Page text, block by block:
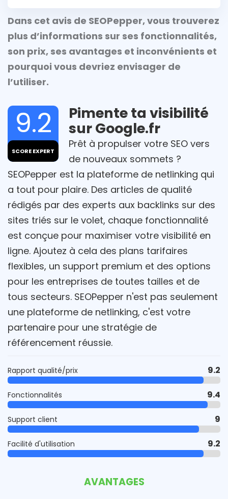
Dans cet avis de SEOPepper, vous trouverez
plus d’informations sur ses fonctionnalités,
son prix, ses avantages et inconvénients et
pourquoi vous devriez envisager de
l’utiliser.
9.2
SCORE EXPERT
Pimente ta visibilité
sur Google.fr
Prêt à propulser votre SEO vers
de nouveaux sommets ?
SEOPepper est la plateforme de netlinking qui
a tout pour plaire. Des articles de qualité
rédigés par des experts aux backlinks sur des
sites triés sur le volet, chaque fonctionnalité
est conçue pour maximiser votre visibilité en
ligne. Ajoutez à cela des plans tarifaires
flexibles, un support premium et des options
pour les entreprises de toutes tailles et de
tous secteurs. SEOPepper n'est pas seulement
une plateforme de netlinking, c'est votre
partenaire pour une stratégie de
référencement réussie.
Rapport qualité/prix 9.2
Fonctionnalités 9.4
Support client 9
Facilité d'utilisation 9.2
AVANTAGES